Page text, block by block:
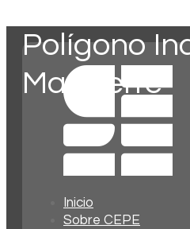
Inicio
Sobre CEPE
Polígono
Mas Ferre